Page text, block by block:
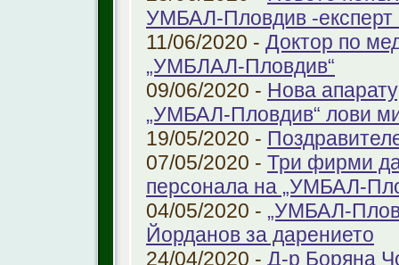
УМБАЛ-Пловдив -експерт
11/06/2020 - Доктор по
„УМБЛАЛ-Пловдив“
09/06/2020 - Нова
„УМБАЛ-Пловдив“ лови
19/05/2020 -
07/05/2020 - Три фирми
персонала на „УМБАЛ-
04/05/2020 - „УМБАЛ-
Йорданов за дарението
24/04/2020 - Д-р Боряна